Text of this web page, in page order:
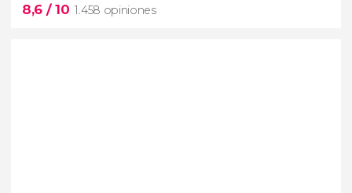
8,6 / 10 1.458 opiniones